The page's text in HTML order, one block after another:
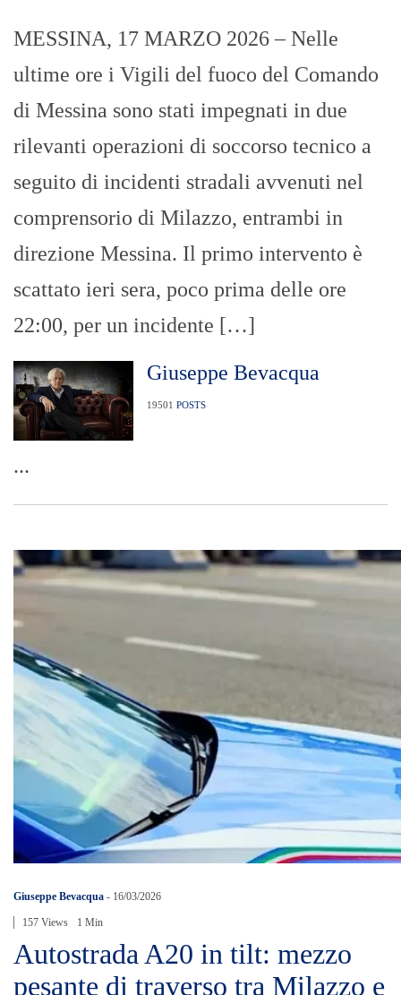
MESSINA, 17 MARZO 2026 – Nelle
ultime ore i Vigili del fuoco del Comando
di Messina sono stati impegnati in due
rilevanti operazioni di soccorso tecnico a
seguito di incidenti stradali avvenuti nel
comprensorio di Milazzo, entrambi in
direzione Messina. Il primo intervento è
scattato ieri sera, poco prima delle ore
22:00, per un incidente […]
Giuseppe Bevacqua
19501 POSTS
...
Giuseppe Bevacqua - 16/03/2026
157 Views 1 Min
Autostrada A20 in tilt: mezzo
pesante di traverso tra Milazzo e